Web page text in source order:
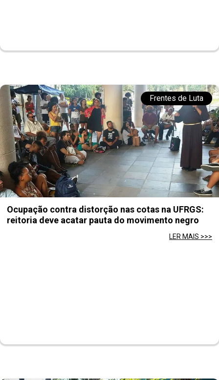
Frentes de Luta
Ocupação contra distorção nas cotas na UFRGS:
reitoria deve acatar pauta do movimento negro
LER MAIS >>>